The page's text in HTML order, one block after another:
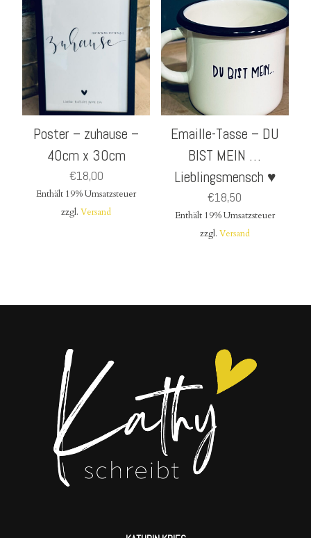
Poster – zuhause –
40cm x 30cm
€18,00
Enthält 19% Umsatzsteuer
zzgl.Versand
Emaille-Tasse – DU
BIST MEIN …
Lieblingsmensch ♥
€18,50
Enthält 19% Umsatzsteuer
zzgl. Versand